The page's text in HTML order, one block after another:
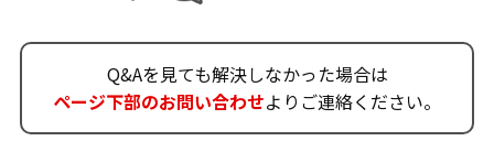
Q&Aを見ても解決しなかった場合は
ページ下部のお問い合わせよりご連絡ください。